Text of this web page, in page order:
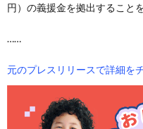
円）の義援金を拠出すること
……
元のプレスリリースで詳細を